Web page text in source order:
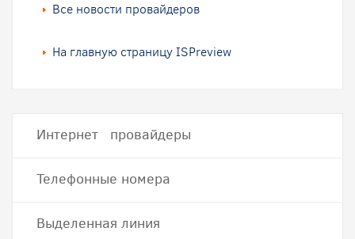
Все новости провайдеров
На главную страницу ISPreview
Интернет провайдеры
Телефонные номера
Выделенная линия